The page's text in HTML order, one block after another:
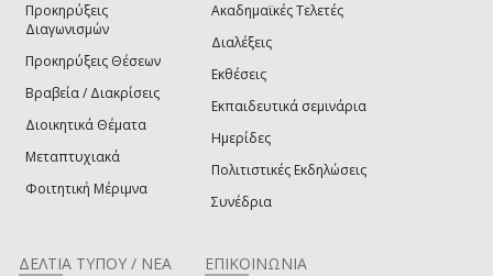
Προκηρύξεις
Διαγωνισμών
Προκηρύξεις Θέσεων
Βραβεία / Διακρίσεις
Διοικητικά Θέματα
Μεταπτυχιακά
Φοιτητική Μέριμνα
Ακαδημαϊκές Τελετές
Διαλέξεις
Εκθέσεις
Εκπαιδευτικά σεμινάρια
Ημερίδες
Πολιτιστικές Εκδηλώσεις
Συνέδρια
ΔΕΛΤΙΑ ΤΥΠΟΥ / ΝΕΑ ΕΠΙΚΟΙΝΩΝΙΑ